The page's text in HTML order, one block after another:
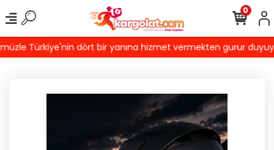
Türkiye'nin dört bir yanına hizmet vermekten gurur
0